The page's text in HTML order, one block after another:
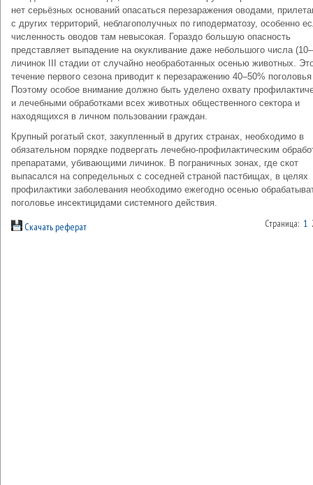
нет серьёзных оснований опасаться перезаражения оводами,
с других территорий, неблагополучных по гиподерматозу, особенно
численность оводов там невысокая. Гораздо большую опасность
представляет выпадение на окукливание даже небольшого числа
личинок III стадии от случайно необработанных осенью животных.
течение первого сезона приводит к перезаражению 40–50%
Поэтому особое внимание должно быть уделено охвату
и лечебными обработками всех животных общественного сектора и
находящихся в личном пользовании граждан.
Крупный рогатый скот, закупленный в других странах, необходимо в
обязательном порядке подвергать лечебно-профилактическим
препаратами, убивающими личинок. В пограничных зонах, где скот
выпасался на сопредельных с соседней страной пастбищах, в целях
профилактики заболевания необходимо ежегодно осенью
поголовье инсектицидами системного действия.
Скачать реферат Страница: 1